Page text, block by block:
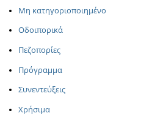
Μη κατηγοριοποιημένο
Οδοιπορικά
Πεζοπορίες
Πρόγραμμα
Συνεντεύξεις
Χρήσιμα